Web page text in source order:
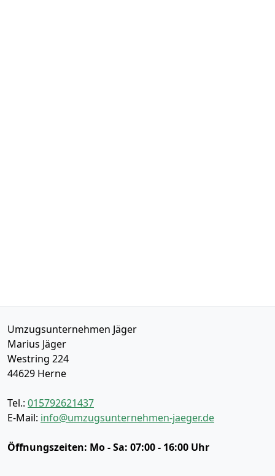
Umzugsunternehmen Jäger
Marius Jäger
Westring 224
44629 Herne
Tel.: 015792621437
E-Mail: info@umzugsunternehmen-jaeger.de
Öffnungszeiten: Mo - Sa: 07:00 - 16:00 Uhr